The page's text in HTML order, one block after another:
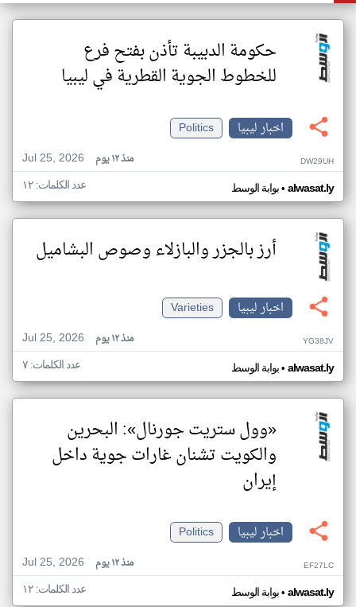
حكومة الدبيبة تأذن بفتح فرع
للخطوط الجوية القطرية في ليبيا
اخبار ليبيا
Politics
Jul 25, 2026
منذ ١٢ يوم DW29UH
بوابة الوسط• alwasat.ly عدد الكلمات: ١٢
أرز بالجزر والبازلاء وصوص البشاميل
اخبار ليبيا
Varieties
Jul 25, 2026
منذ ١٢ يوم YG38JV
بوابة الوسط• alwasat.ly عدد الكلمات: ٧
«وول ستريت جورنال»: البحرين
والكويت تشنان غارات جوية داخل
إيران
اخبار ليبيا
Politics
Jul 25, 2026
منذ ١٢ يوم EF27LC
بوابة الوسط• alwasat.ly عدد الكلمات: ١٢